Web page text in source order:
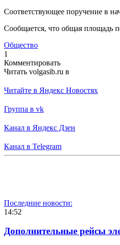
Соответствующее поручение в
Сообщается, что общая площадь
Общество
1
Комментировать
Читать volgasib.ru в
Читайте в Яндекс Новостях
Группа в vk
Канал в Яндекс Дзен
Канал в Telegram
Последние новости:
14:52
Дополнительные рейсы